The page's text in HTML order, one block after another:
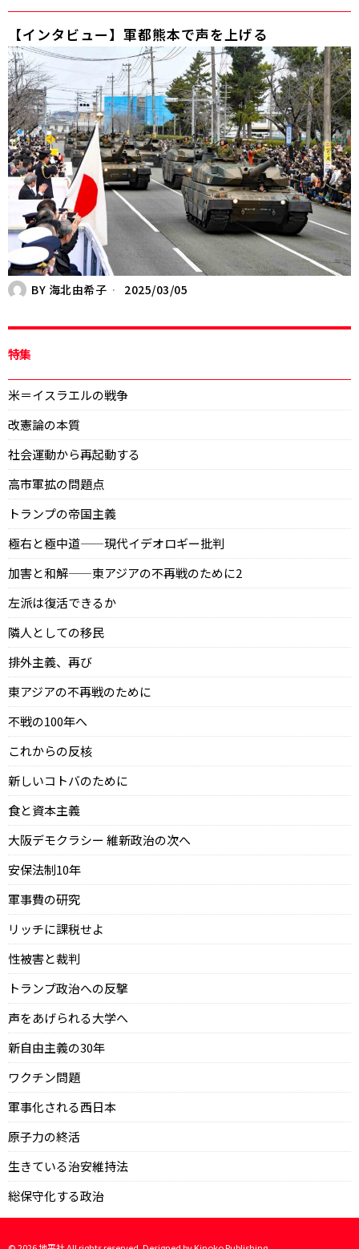
【インタビュー】軍都熊本で声を上げる
BY 海北由希子 2025/03/05
特集
米＝イスラエルの戦争
改憲論の本質
社会運動から再起動する
高市軍拡の問題点
トランプの帝国主義
極右と極中道——現代イデオロギー批判
加害と和解——東アジアの不再戦のために2
左派は復活できるか
隣人としての移民
排外主義、再び
東アジアの不再戦のために
不戦の100年へ
これからの反核
新しいコトバのために
食と資本主義
大阪デモクラシー 維新政治の次へ
安保法制10年
軍事費の研究
リッチに課税せよ
性被害と裁判
トランプ政治への反撃
声をあげられる大学へ
新自由主義の30年
ワクチン問題
軍事化される西日本
原子力の終活
生きている治安維持法
総保守化する政治